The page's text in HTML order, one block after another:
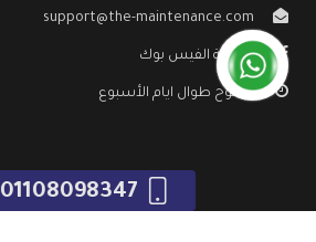
support@the-maintenance.com
صفحة الفيس بوك
مفتوح طوال ايام الأسبوع
01108098347